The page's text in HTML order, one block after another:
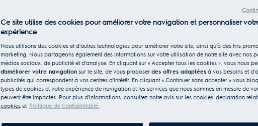
Ce site utilise des cookies pour améliorer votre navigation et personnaliser
expérience
Nous utilisons des cookies et d'autres technologies pour améliorer notre site, ainsi qu'à des fins
marketing. Nous partageons également des informations sur votre utilisation de notre site avec nos
médias sociaux, de publicité et d'analyse. En cliquant sur « Accepter tous les cookies », vous nous
d'améliorer votre navigation sur le site, de vous proposer des offres adaptées à vos besoins et
publicités qui correspondent à vos centres d'intérêt. En cliquant « Continuer sans accepter » vous
types de cookies et votre expérience de navigation et les services que nous sommes en mesure de
peuvent être impactés. Pour plus d'informations, consultez notre avis sur les cookies déclaration
cookies et Politique de Confidentialité.